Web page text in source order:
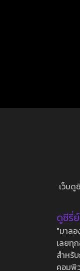
เว็บดู
ดูซีรี่
"มาล
เลยทุ
สำหรั
คอมพิ